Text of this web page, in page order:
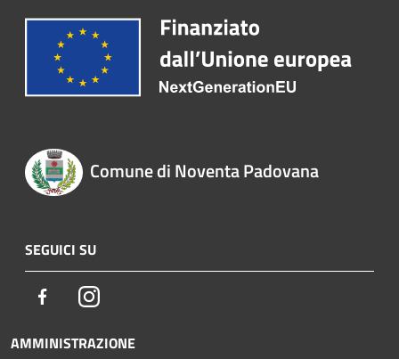
Comune di Noventa Padovana
SEGUICI SU
FacebookInstagram
AMMINISTRAZIONE